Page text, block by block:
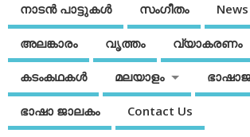
നാടന്‍ പാട്ടുകള്‍ സംഗീതം News
അലങ്കാരം വൃത്തം വ്യാകരണം
കടംകഥകള്‍ മലയാളം
ഭാഷാ ജാലകം Contact Us